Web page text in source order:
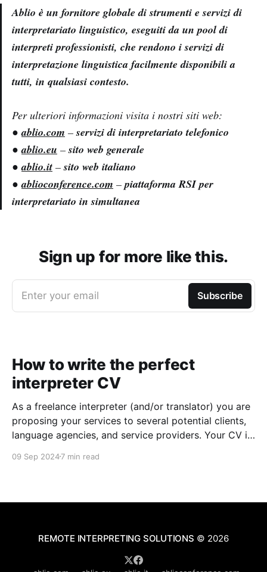
Ablio è un fornitore globale di strumenti e servizi di
interpretariato linguistico, eseguiti da un pool di
interpreti professionisti, che rendono i servizi di
interpretazione linguistica facilmente disponibili a
tutti, in qualsiasi contesto.
Per ulteriori informazioni visita i nostri siti web:
●ablio.com –servizi di interpretariato telefonico
●ablio.eu –sito web generale
●ablio.it –sito web italiano
●ablioconference.com –piattaforma RSI per
interpretariato in simultanea
Sign up for more like this.
Enter your email Subscribe
How to write the perfect
interpreter CV
As a freelance interpreter (and/or translator) you are
proposing your services to several potential clients,
language agencies, and service providers. Your CV is
a well-written CV can set you apart from other
09 Sep 20247 min read
REMOTE INTERPRETING SOLUTIONS © 2026